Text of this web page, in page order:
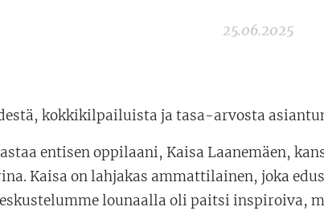
25.06.2025
kokkikilpailuista ja tasa-arvosta
entisen oppilaani, Kaisa Laanemäen,
Kaisa on lahjakas ammattilainen, joka
lounaalla oli paitsi inspiroiva,